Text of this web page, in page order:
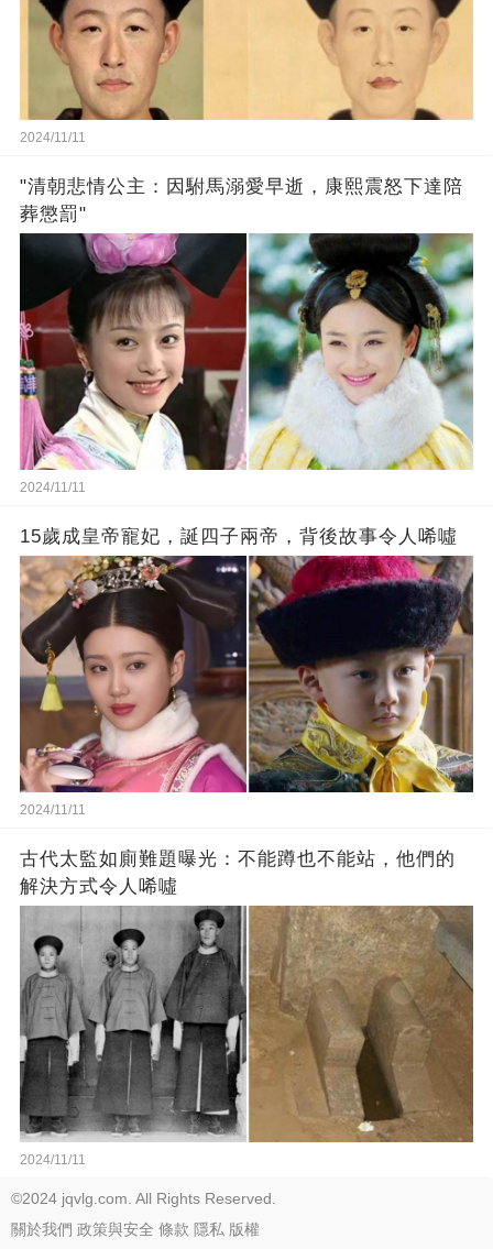
2024/11/11
"清朝悲情公主：因駙馬溺愛早逝，康熙震怒下達陪
葬懲罰"
2024/11/11
15歲成皇帝寵妃，誕四子兩帝，背後故事令人唏噓
2024/11/11
古代太監如廁難題曝光：不能蹲也不能站，他們的
解決方式令人唏噓
2024/11/11
©2024 jqvlg.com. All Rights Reserved.
關於我們 政策與安全 條款 隱私 版權